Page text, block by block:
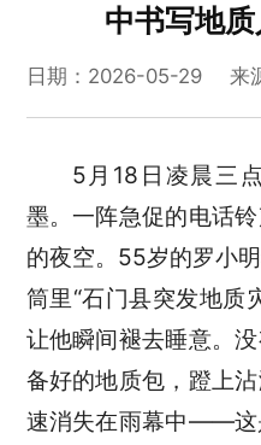
中书写地
日期：2026-05-29 来
5月18日凌晨三
墨。一阵急促的电话
的夜空。55岁的罗小
筒里“石门县突发地质
让他瞬间褪去睡意。
备好的地质包，蹬上
速消失在雨幕中——这